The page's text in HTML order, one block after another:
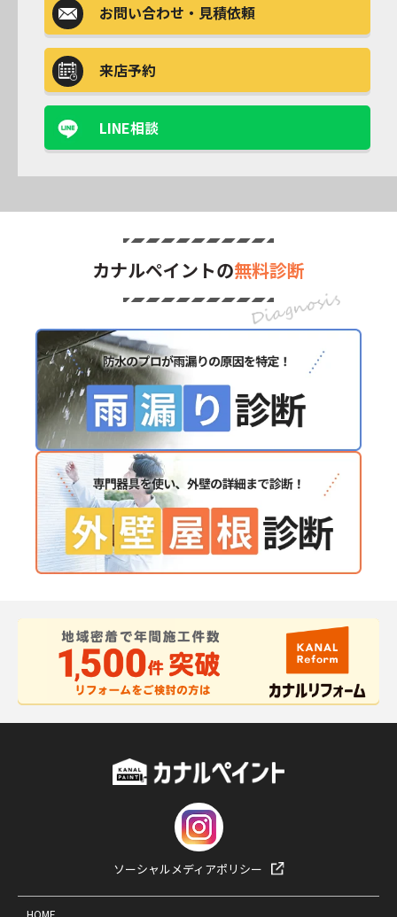
お問い合わせ ・見積依頼
来店予約
LINE相談
カナルペイントの無料診断
ソーシャルメディアポリシー
HOME